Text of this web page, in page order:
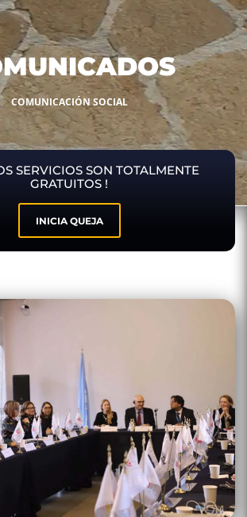
COMUNICACIÓN SOCIAL
SERVICIOS SON TOTALMENTE
GRATUITOS !
INICIA QUEJA